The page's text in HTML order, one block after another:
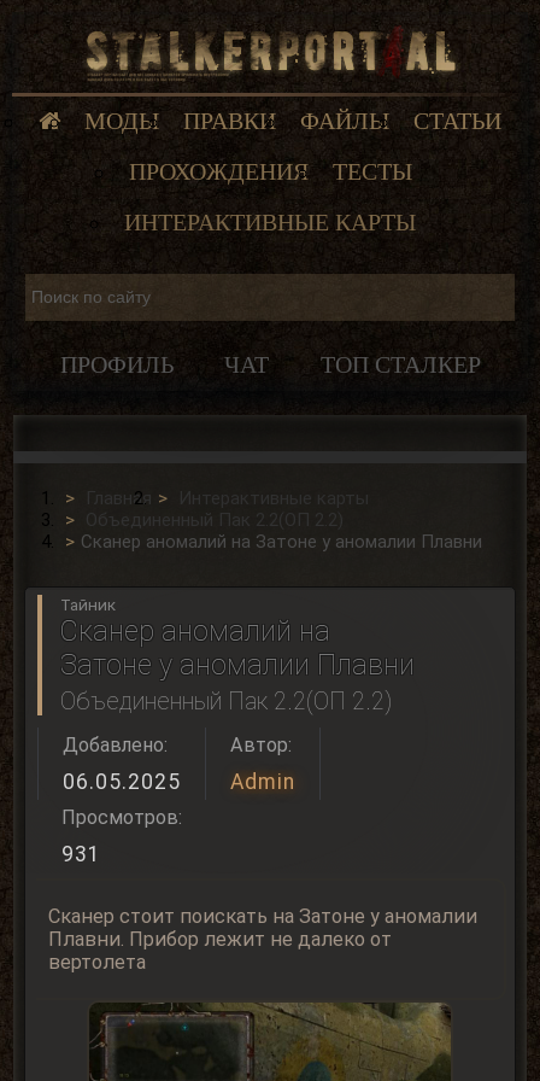
МОДЫ ПРАВКИ ФАЙЛЫ
СТАТЬИ
ПРОХОЖДЕНИЯ
ТЕСТЫ
ИНТЕРАКТИВНЫЕ КАРТЫ
ПРОФИЛЬ ЧАТ ТОП СТАЛКЕР
Главная
Интерактивные карты
Объединенный Пак 2.2(ОП 2.2)
Сканер аномалий на Затоне у аномалии Плавни
Тайник
Сканер аномалий на
Затоне у аномалии Плавни
Объединенный Пак 2.2(ОП 2.2)
Добавлено:
06.05.2025
Автор:
Admin
Просмотров:
931
Сканер стоит поискать на Затоне у аномалии
Плавни. Прибор лежит не далеко от
вертолета